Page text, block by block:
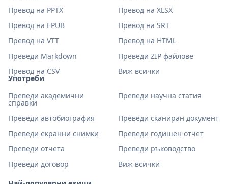
Употреби
Преведи академични
справки
Преведи научна статия
Преведи автобиография
Преведи сканиран документ
Преведи екранни снимки
Преведи годишен отчет
Преведи отчета
Преведи ръководство
Преведи договор
Виж всички
Превод на PPTX
Превод на XLSX
Превод на EPUB
Превод на SRT
Превод на VTT
Превод на HTML
Преведи Markdown
Преведи ZIP файлове
Превод на CSV
Виж всички